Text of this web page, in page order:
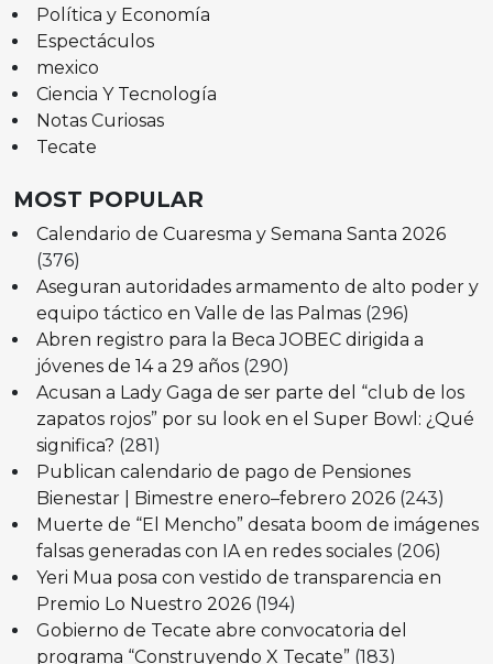
Política y Economía
Espectáculos
mexico
Ciencia Y Tecnología
Notas Curiosas
Tecate
MOST POPULAR
Calendario de Cuaresma y Semana Santa 2026
(376)
Aseguran autoridades armamento de alto poder y
equipo táctico en Valle de las Palmas (296)
Abren registro para la Beca JOBEC dirigida a
jóvenes de 14 a 29 años (290)
Acusan a Lady Gaga de ser parte del “club de los
zapatos rojos” por su look en el Super Bowl: ¿Qué
significa? (281)
Publican calendario de pago de Pensiones
Bienestar | Bimestre enero–febrero 2026 (243)
Muerte de “El Mencho” desata boom de imágenes
falsas generadas con IA en redes sociales (206)
Yeri Mua posa con vestido de transparencia en
Premio Lo Nuestro 2026 (194)
Gobierno de Tecate abre convocatoria del
programa “Construyendo X Tecate” (183)